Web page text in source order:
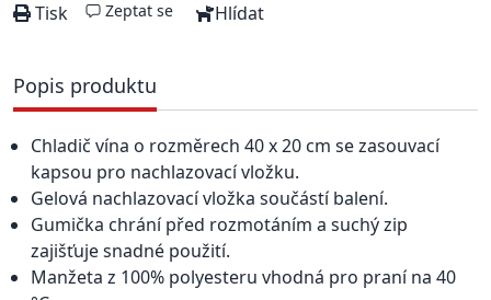
Tisk Zeptat se Hlídat
Popis produktu
Chladič vína o rozměrech 40 x 20 cm se zasouvací
kapsou pro nachlazovací vložku.
Gelová nachlazovací vložka součástí balení.
Gumička chrání před rozmotáním a suchý zip
zajišťuje snadné použití.
Manžeta z 100% polyesteru vhodná pro praní na 40